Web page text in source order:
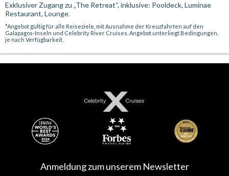
Exklusiver Zugang zu „The Retreat“, inklusive: Pooldeck, Luminae
Restaurant, Lounge.
*Angebot gültig für alle Reiseziele, mit Ausnahme der Kreuzfahrten auf den
Galapagos-Inseln und Celebrity River Cruises. Angebot unterliegt Bedingungen,
je nach Verfügbarkeit.
Anmeldung zum unserem Newsletter